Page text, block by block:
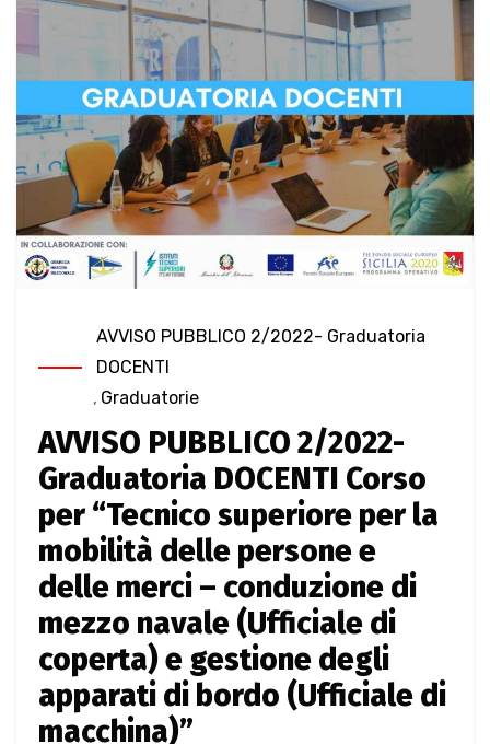
AVVISO PUBBLICO 2/2022- Graduatoria
DOCENTI
, Graduatorie
AVVISO PUBBLICO 2/2022-
Graduatoria DOCENTI Corso
per “Tecnico superiore per la
mobilità delle persone e
delle merci – conduzione di
mezzo navale (Ufficiale di
coperta) e gestione degli
apparati di bordo (Ufficiale di
macchina)”